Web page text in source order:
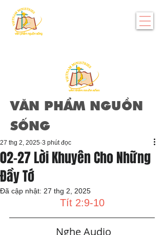
VĂN PHẨM NGUỒN
SỐNG
02-27 Lời Khuyên Cho Những
Đầy Tớ
27 thg 2, 2025 3 phút đọc
Đã cập nhật: 27 thg 2, 2025
Tít 2:9-10
   Nghe Audio